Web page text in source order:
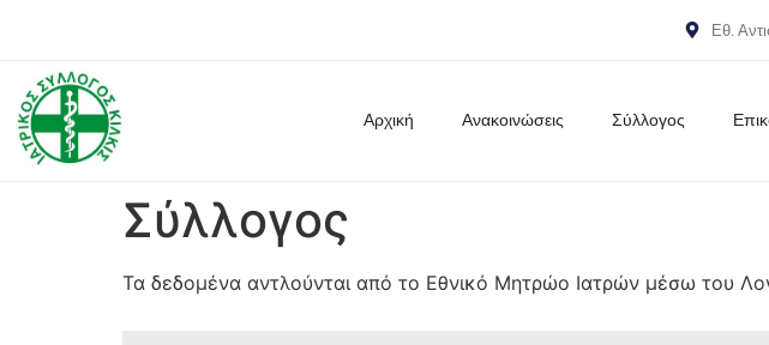
Εθ.
Αρχική Ανακοινώσεις Σύλλογος
Σύλλογος
Τα δεδομένα αντλούνται από το Εθνικό Μητρώο Ιατρών μέσω του